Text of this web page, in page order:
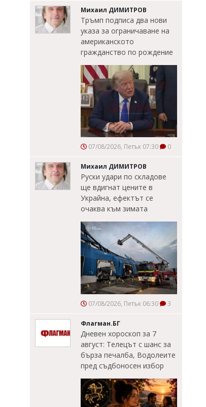
Михаил ДИМИТРОВ
Тръмп подписа два нови
указа за ограничаване на
американското
гражданство по рождение
07/08/2026, Петък 07:30 0
Михаил ДИМИТРОВ
Руски удари по складове
ще вдигнат цените в
Украйна, ефектът се
очаква към зимата
07/08/2026, Петък 06:30 3
Флагман.БГ
Дневен хороскоп за 7
август: Телецът с шанс за
бърза печалба, Водолеите
пред съдбоносен избор